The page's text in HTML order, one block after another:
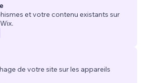
et votre contenu existants sur
de votre site sur les appareils